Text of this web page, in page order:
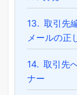
13. 取引先
メールの正
14. 取引先
ナー